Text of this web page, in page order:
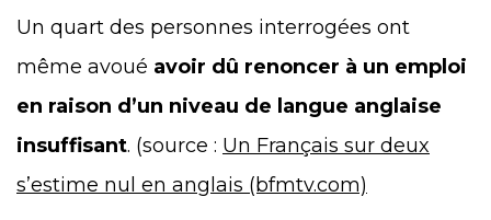
Un quart des personnes interrogées ont
même avoué avoir dû renoncer à un emploi
en raison d’un niveau de langue anglaise
insuffisant. (source : Un Français sur deux
s’estime nul en anglais (bfmtv.com)